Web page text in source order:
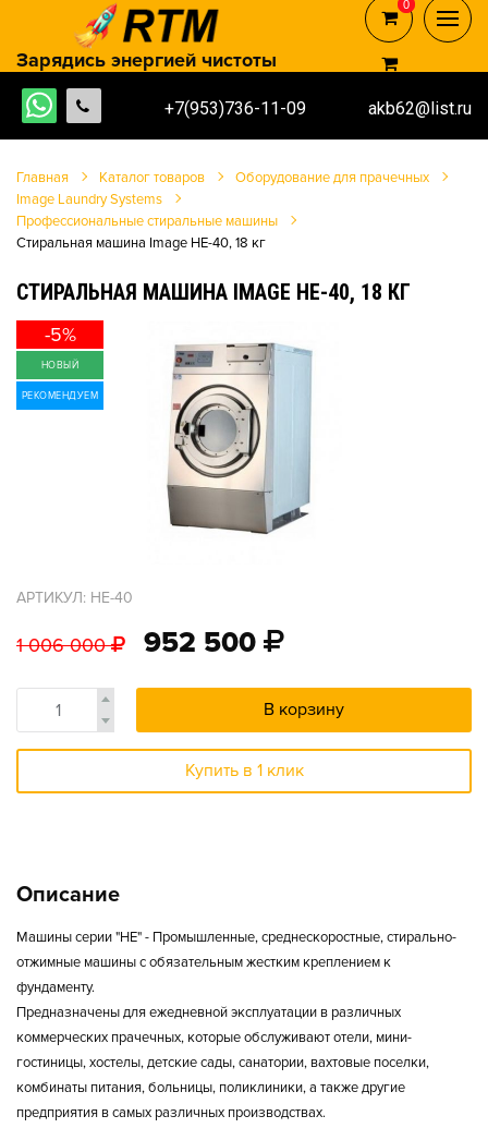
+7(953)736-11-09 akb62@list.ru
Зарядись энергией чистоты
0
0
Главная Каталог товаров
Оборудование для прачечных
Image Laundry Systems
Профессиональные стиральные машины
Стиральная машина Image HE-40, 18 кг
СТИРАЛЬНАЯ МАШИНА IMAGE HE-40, 18 КГ
-5%
НОВЫЙ
РЕКОМЕНДУЕМ
АРТИКУЛ: HE-40
1 006 000 952 500
В корзину
Купить в 1 клик
Описание
Машины серии "HE" - Промышленные, среднескоростные, стирально-
отжимные машины с обязательным жестким креплением к
фундаменту.
Предназначены для ежедневной эксплуатации в различных
коммерческих прачечных, которые обслуживают отели, мини-
гостиницы, хостелы, детские сады, санатории, вахтовые поселки,
комбинаты питания, больницы, поликлиники, а также другие
предприятия в самых различных производствах.